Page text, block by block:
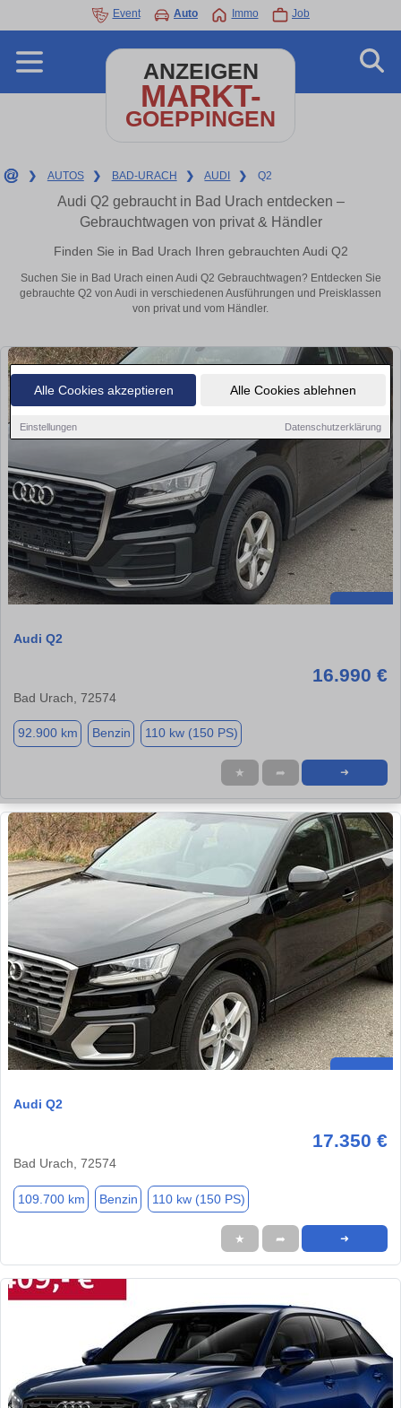
Alle Cookies akzeptieren Alle Cookies ablehnen
Einstellungen Datenschutzerklärung
Event Auto Immo Job
ANZEIGEN
MARKT-
GOEPPINGEN
❯ AUTOS ❯ BAD-URACH ❯ AUDI ❯ Q2
Audi Q2 gebraucht in Bad Urach entdecken –
Gebrauchtwagen von privat & Händler
Finden Sie in Bad Urach Ihren gebrauchten Audi Q2
Suchen Sie in Bad Urach einen Audi Q2 Gebrauchtwagen? Entdecken Sie
gebrauchte Q2 von Audi in verschiedenen Ausführungen und Preisklassen
von privat und vom Händler.
Audi Q2
16.990 €
Bad Urach, 72574
92.900 km Benzin 110 kw (150 PS)
★ ➦ ➜
Audi Q2
17.350 €
Bad Urach, 72574
109.700 km Benzin 110 kw (150 PS)
★ ➦ ➜